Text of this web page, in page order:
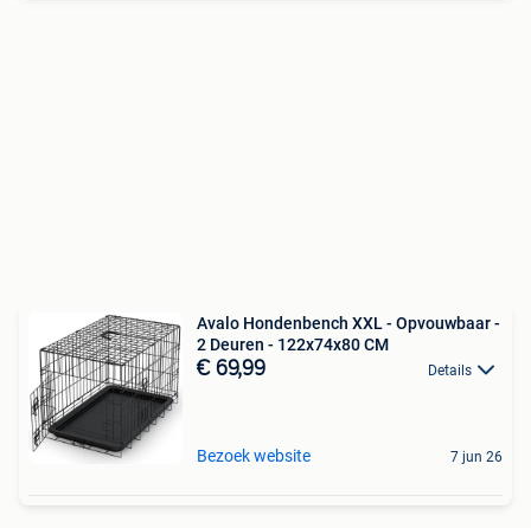
Avalo Hondenbench XXL - Opvouwbaar -
2 Deuren - 122x74x80 CM
€ 69,99 Details
Bezoek website 7 jun 26